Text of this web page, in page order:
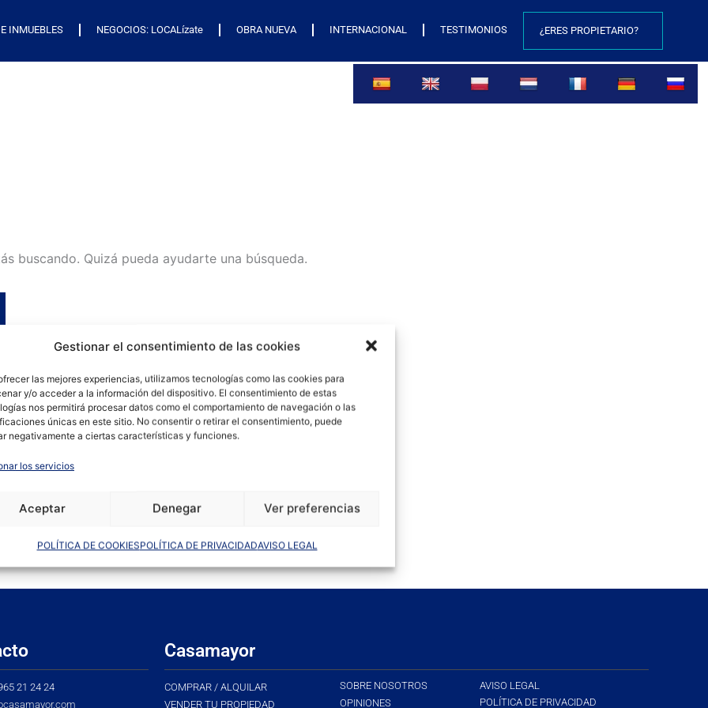
Gestionar el consentimiento de las cookies
las mejores experiencias, utilizamos tecnologías como las cookies para
y/o acceder a la información del dispositivo. El consentimiento de estas
nos permitirá procesar datos como el comportamiento de navegación o las
únicas en este sitio. No consentir o retirar el consentimiento, puede
negativamente a ciertas características y funciones.
los servicios
Aceptar Denegar Ver preferencias
POLÍTICA DE COOKIESPOLÍTICA DE PRIVACIDADAVISO LEGAL
INMUEBLES NEGOCIOS: LOCALízate OBRA NUEVA INTERNACIONAL TESTIMONIOS ¿ERES PROPIETARIO?
buscando. Quizá pueda ayudarte una búsqueda.
21 24 24
Casamayor
COMPRAR / ALQUILAR
VENDER TU PROPIEDAD
SOBRE NOSOTROS
OPINIONES
AVISO LEGAL
POLÍTICA DE PRIVACIDAD